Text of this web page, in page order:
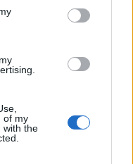
of my
with the
της ΝΕΡΙΤ:
είδε το φως